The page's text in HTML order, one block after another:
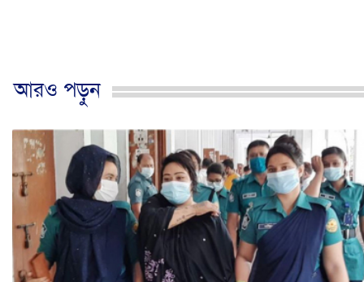
আরও পড়ুন